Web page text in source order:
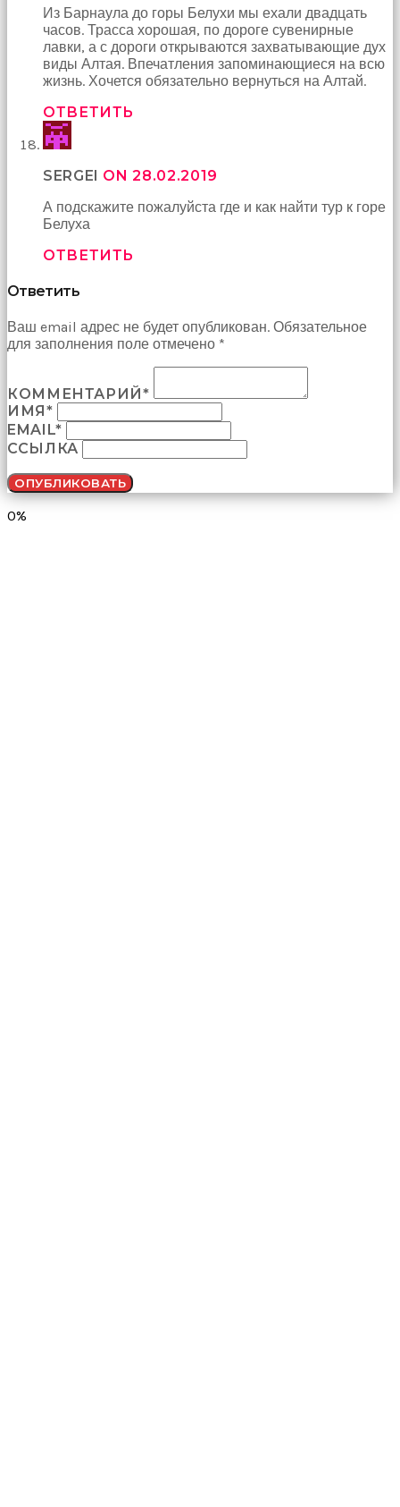
Из Барнаула до горы Белухи мы ехали двадцать
часов. Трасса хорошая, по дороге сувенирные
лавки, а с дороги открываются захватывающие дух
виды Алтая. Впечатления запоминающиеся на всю
жизнь. Хочется обязательно вернуться на Алтай.
ОТВЕТИТЬ
SERGEI ON 28.02.2019
А подскажите пожалуйста где и как найти тур к горе
Белуха
ОТВЕТИТЬ
Ответить
Ваш email адрес не будет опубликован. Обязательное
для заполнения поле отмечено *
КОММЕНТАРИЙ*
ИМЯ*
EMAIL*
ССЫЛКА
0%